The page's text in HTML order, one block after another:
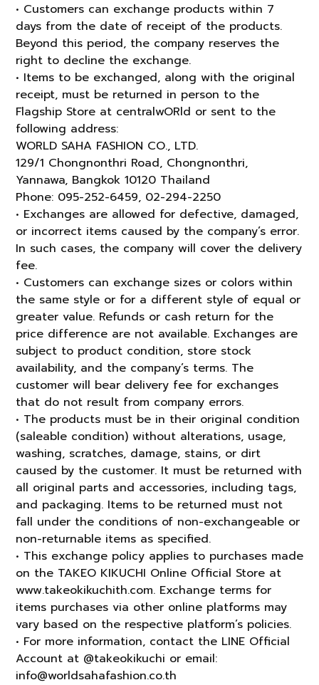
• Customers can exchange products within 7
days from the date of receipt of the products.
Beyond this period, the company reserves the
right to decline the exchange.
• Items to be exchanged, along with the original
receipt, must be returned in person to the
Flagship Store at centralwORld or sent to the
following address:
WORLD SAHA FASHION CO., LTD.
129/1 Chongnonthri Road, Chongnonthri,
Yannawa, Bangkok 10120 Thailand
Phone: 095-252-6459, 02-294-2250
• Exchanges are allowed for defective, damaged,
or incorrect items caused by the company’s error.
In such cases, the company will cover the delivery
fee.
• Customers can exchange sizes or colors within
the same style or for a different style of equal or
greater value. Refunds or cash return for the
price difference are not available. Exchanges are
subject to product condition, store stock
availability, and the company’s terms. The
customer will bear delivery fee for exchanges
that do not result from company errors.
• The products must be in their original condition
(saleable condition) without alterations, usage,
washing, scratches, damage, stains, or dirt
caused by the customer. It must be returned with
all original parts and accessories, including tags,
and packaging. Items to be returned must not
fall under the conditions of non-exchangeable or
non-returnable items as specified.
• This exchange policy applies to purchases made
on the TAKEO KIKUCHI Online Official Store at
www.takeokikuchith.com. Exchange terms for
items purchases via other online platforms may
vary based on the respective platform’s policies.
• For more information, contact the LINE Official
Account at @takeokikuchi or email:
info@worldsahafashion.co.th